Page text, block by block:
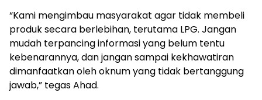
“Kami mengimbau masyarakat agar tidak membeli
produk secara berlebihan, terutama LPG. Jangan
mudah terpancing informasi yang belum tentu
kebenarannya, dan jangan sampai kekhawatiran
dimanfaatkan oleh oknum yang tidak bertanggung
jawab,” tegas Ahad.